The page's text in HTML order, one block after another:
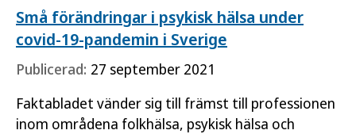
Små förändringar i psykisk hälsa under
covid-19-pandemin i Sverige
Publicerad: 27 september 2021
Faktabladet vänder sig till främst till professionen
inom områdena folkhälsa, psykisk hälsa och